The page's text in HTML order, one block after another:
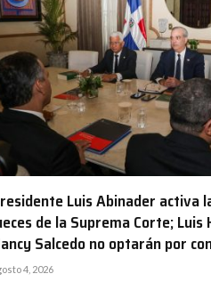
Luis Abinader activa
de la Suprema Corte;
Salcedo no optarán por
4, 2026